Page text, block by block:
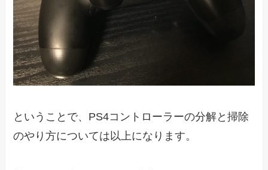
ということで、PS4コントローラーの分解と掃除
のやり方については以上になります。